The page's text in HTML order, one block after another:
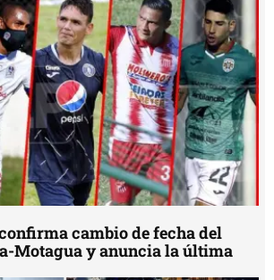
cambio de fecha del
Motagua y anuncia la última